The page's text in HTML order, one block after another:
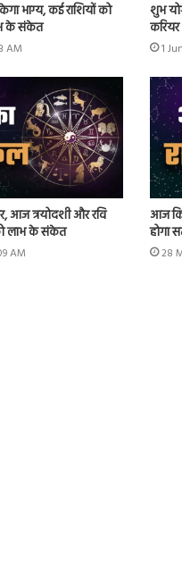
भाग्य, कई राशियों को
के संकेत
AM
शुभ
1
आज त्रयोदशी और रवि
लाभ के संकेत
AM
आज
होगा
28